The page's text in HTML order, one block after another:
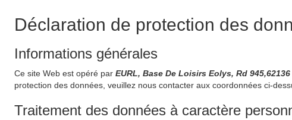
Déclaration de protection des
Informations générales
Ce site Web est opéré par EURL, Base De Loisirs Eolys, Rd
protection des données, veuillez nous contacter aux coordonnées ci-
Traitement des données à caractère